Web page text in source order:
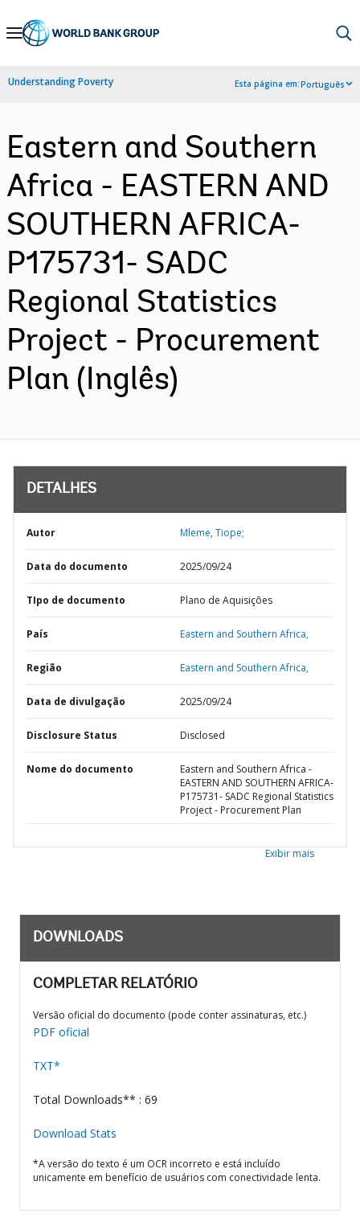
Skip
Navigation
Understanding Poverty Esta página em:Português
Eastern and Southern
Africa - EASTERN AND
SOUTHERN AFRICA-
P175731- SADC
Regional Statistics
Project - Procurement
Plan (Inglês)
DETALHES
Autor Mleme, Tiope;
Data do documento 2025/09/24
TIpo de documento Plano de Aquisições
País Eastern and Southern Africa,
Região Eastern and Southern Africa,
Data de divulgação 2025/09/24
Disclosure Status Disclosed
Nome do documento
Eastern and Southern Africa -
EASTERN AND SOUTHERN AFRICA-
P175731- SADC Regional Statistics
Project - Procurement Plan
Exibir mais
DOWNLOADS
COMPLETAR RELATÓRIO
Versão oficial do documento (pode conter assinaturas, etc.)
PDF oficial
TXT*
Total Downloads** : 69
Download Stats
*A versão do texto é um OCR incorreto e está incluído
unicamente em benefício de usuários com conectividade lenta.